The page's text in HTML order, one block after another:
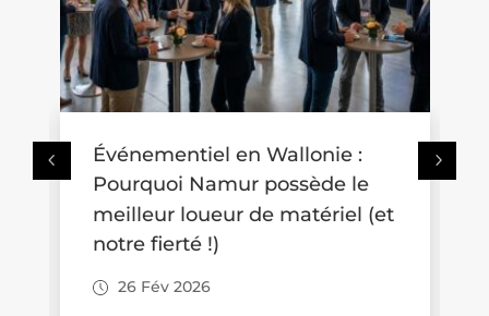
Événementiel en Wallonie :
Pourquoi Namur possède le
meilleur loueur de matériel (et
notre fierté !)
26 Fév 2026